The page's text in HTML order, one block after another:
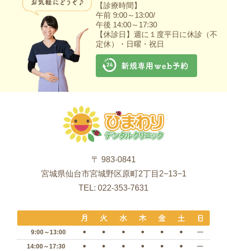
【診療時間】
午前 9:00～13:00/
午後 14:00～17:30
【休診日】週に１度平日に休診（不
定休）・日曜・祝日
〒 983-0841
宮城県仙台市宮城野区原町2丁目2−13−1
TEL: 022-353-7631
9:00～13:00 ● ● ● ● ● ● ―
14:00～17:30 ● ● ● ● ● ● ―